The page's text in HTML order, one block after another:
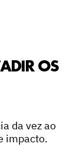
OS
da vez ao
impacto.